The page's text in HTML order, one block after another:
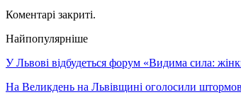
Коментарі закриті.
Найпопулярніше
У Львові відбудеться форум «Видима сила:
На Великдень на Львівщині оголосили